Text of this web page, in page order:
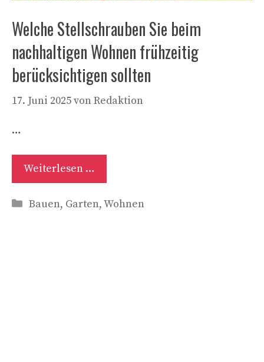
Welche Stellschrauben Sie beim
nachhaltigen Wohnen frühzeitig
berücksichtigen sollten
17. Juni 2025vonRedaktion
…
Weiterlesen …
Kategorien
Bauen, Garten,Wohnen